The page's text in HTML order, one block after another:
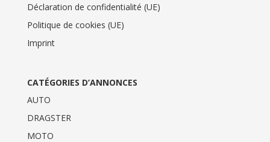
Déclaration de confidentialité (UE)
Politique de cookies (UE)
Imprint
CATÉGORIES D’ANNONCES
AUTO
DRAGSTER
MOTO